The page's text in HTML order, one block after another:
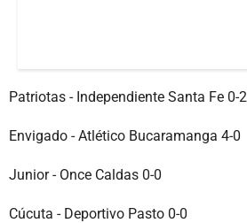
Patriotas - Independiente Santa Fe 0-2
Envigado - Atlético Bucaramanga 4-0
Junior - Once Caldas 0-0
Cúcuta - Deportivo Pasto 0-0